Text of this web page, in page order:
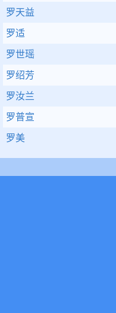
罗天益
罗适
罗世瑶
罗绍芳
罗汝兰
罗普宣
罗美